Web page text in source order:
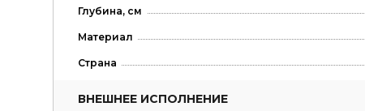
Глубина, см
Материал
Страна
ВНЕШНЕЕ ИСПОЛНЕНИЕ